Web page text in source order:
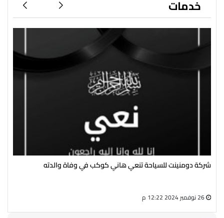
خدمات
شركة دومنينت للسياحة تنعي هاني كوكب في وفاة والدته